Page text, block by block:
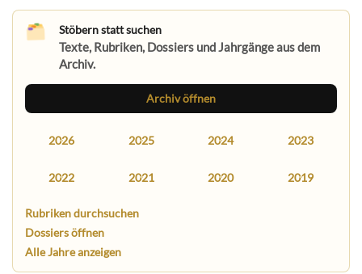
Stöbern statt suchen
Texte, Rubriken, Dossiers und Jahrgänge aus dem
Archiv.
Archiv öffnen
2026 2025 2024 2023
2022 2021 2020 2019
Rubriken durchsuchen
Dossiers öffnen
Alle Jahre anzeigen